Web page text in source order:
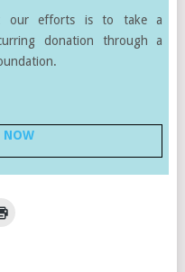
our efforts is to take a
donation through a
NOW